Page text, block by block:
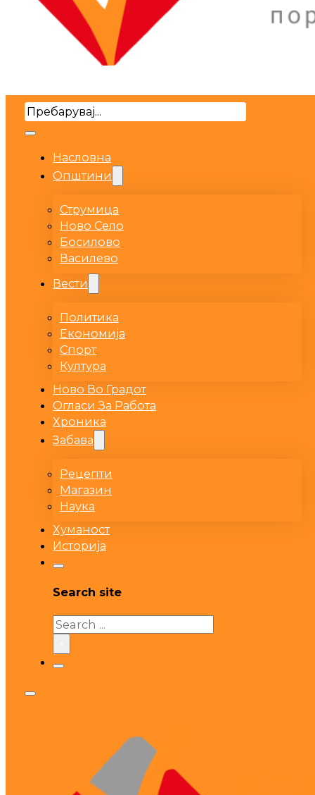
Search
Насловна
Општини
Струмица
Ново Село
Босилово
Василево
Вести
Политика
Економија
Спорт
Култура
Ново Во Градот
Огласи За Работа
Хроника
Забава
Рецепти
Магазин
Наука
Хуманост
Историја
Search site
Search